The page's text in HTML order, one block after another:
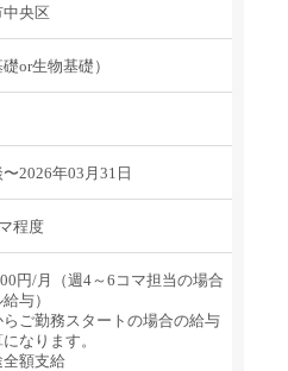
央区
or生物基礎）
2026年03月31日
程度
円/月（週4～6コマ担当の場合
与）
ご勤務スタートの場合の給与
なります。
額支給